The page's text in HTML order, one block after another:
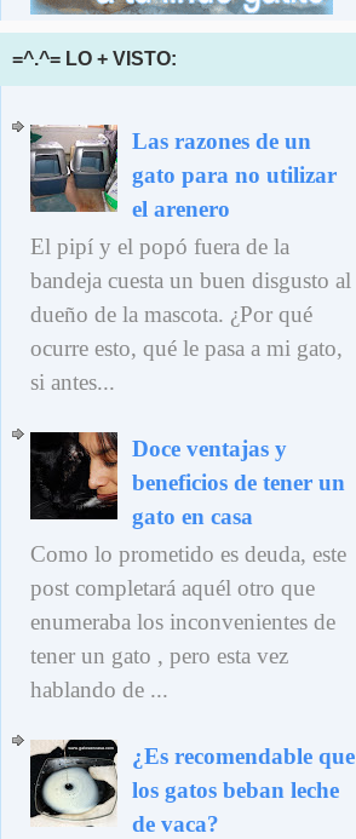
=^.^= LO + VISTO:
Las razones de un
gato para no utilizar
el arenero
El pipí y el popó fuera de la
bandeja cuesta un buen disgusto al
dueño de la mascota. ¿Por qué
ocurre esto, qué le pasa a mi gato,
si antes...
Doce ventajas y
beneficios de tener un
gato en casa
Como lo prometido es deuda, este
post completará aquél otro que
enumeraba los inconvenientes de
tener un gato , pero esta vez
hablando de ...
¿Es recomendable que
los gatos beban leche
de vaca?